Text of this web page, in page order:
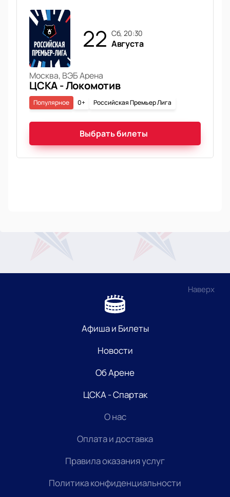
22 сб, 20:30
Августа
Москва, ВЭБ Арена
ЦСКА - Локомотив
0+ Российская Премьер Лига
Популярное
Выбрать билеты
Наверх
Афиша и Билеты
Новости
Об Арене
ЦСКА - Спартак
О нас
Оплата и доставка
Правила оказания услуг
Политика конфиденциальности